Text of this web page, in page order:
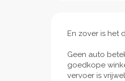
En zover is het
Geen auto
goedkope
vervoer is